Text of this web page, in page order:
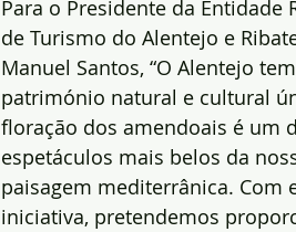
Para o Presidente da Entidade
de Turismo do Alentejo e
Manuel Santos, “O Alentejo
património natural e cultural
floração dos amendoais é um
espetáculos mais belos da
paisagem mediterrânica. Com
iniciativa, pretendemos